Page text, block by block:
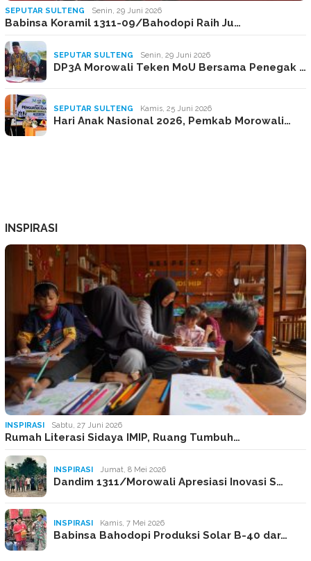
SEPUTAR SULTENG Senin, 29 Juni 2026
Babinsa Koramil 1311-09/Bahodopi Raih Ju…
SEPUTAR SULTENG Senin, 29 Juni 2026
DP3A Morowali Teken MoU Bersama Penegak …
SEPUTAR SULTENG Kamis, 25 Juni 2026
Hari Anak Nasional 2026, Pemkab Morowali…
INSPIRASI
INSPIRASI Sabtu, 27 Juni 2026
Rumah Literasi Sidaya IMIP, Ruang Tumbuh…
INSPIRASI Jumat, 8 Mei 2026
Dandim 1311/Morowali Apresiasi Inovasi S…
INSPIRASI Kamis, 7 Mei 2026
Babinsa Bahodopi Produksi Solar B-40 dar…